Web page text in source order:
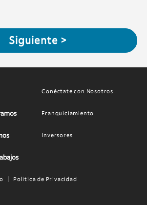
Siguiente >
Footer
Conéctate con Nosotros
Franquiciamiento
Inversores
Politica de Privacidad